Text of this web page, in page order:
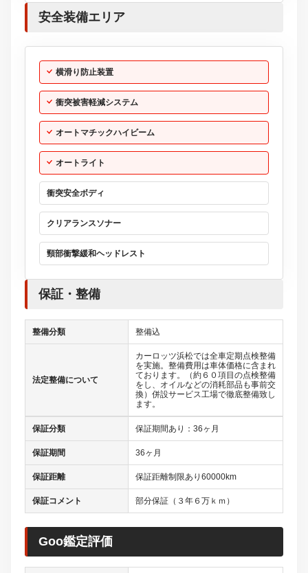
安全装備エリア
横滑り防止装置
衝突被害軽減システム
オートマチックハイビーム
オートライト
衝突安全ボディ
クリアランスソナー
頸部衝撃緩和ヘッドレスト
保証・整備
整備分類 整備込
法定整備について
カーロッツ浜松では全車定期点検整備
を実施。整備費用は車体価格に含まれ
ております。（約６０項目の点検整備
をし、オイルなどの消耗部品も事前交
換）併設サービス工場で徹底整備致し
ます。
保証分類 保証期間あり：36ヶ月
保証期間 36ヶ月
保証距離 保証距離制限あり60000km
保証コメント 部分保証（３年６万ｋｍ）
Goo鑑定評価